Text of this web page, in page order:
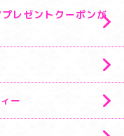
レゼントクーポンが
ー